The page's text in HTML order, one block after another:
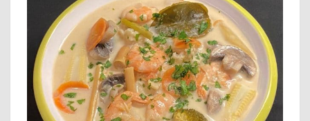
AU
LAIT
DE
COCO